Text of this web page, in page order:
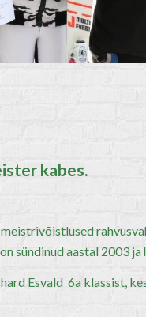
kabes.​
sündinud aastal 2003 ja
Esvald 6a klassist,